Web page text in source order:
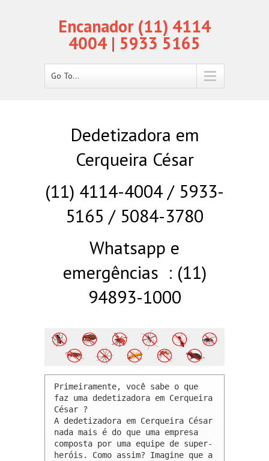
Encanador (11) 4114
4004 | 5933 5165
Go To...
Dedetizadora em
Cerqueira César
(11) 4114-4004 / 5933-
5165 / 5084-3780
Whatsapp e
emergências : (11)
94893-1000
Primeiramente, você sabe o que
faz uma dedetizadora em Cerqueira
César ?
A dedetizadora em Cerqueira César
nada mais é do que uma empresa
composta por uma equipe de super-
heróis. Como assim? Imagine que a